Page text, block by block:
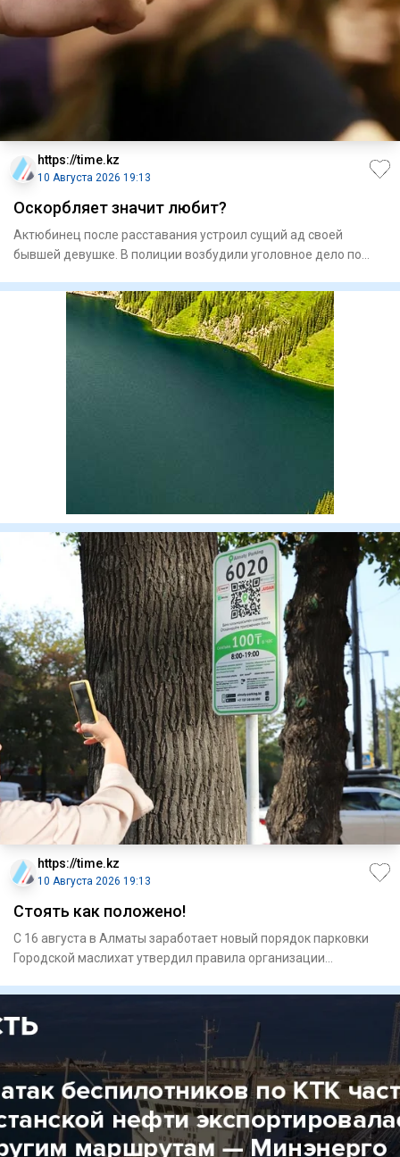
https://time.kz
10 Августа 2026 19:13
Оскорбляет значит любит?
Актюбинец после расставания устроил сущий ад своей
бывшей девушке. В полиции возбудили уголовное дело по
https://time.kz
10 Августа 2026 19:13
Стоять как положено!
С 16 августа в Алматы заработает новый порядок парковки
Городской маслихат утвердил правила организации